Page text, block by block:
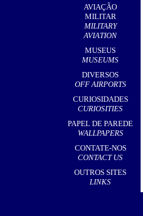
AVIAÇÃO
MILITAR
MILITARY
AVIATION
MUSEUS
MUSEUMS
DIVERSOS
OFF AIRPORTS
CURIOSIDADES
CURIOSITIES
PAPEL DE PAREDE
WALLPAPERS
CONTATE-NOS
CONTACT US
OUTROS SITES
LINKS